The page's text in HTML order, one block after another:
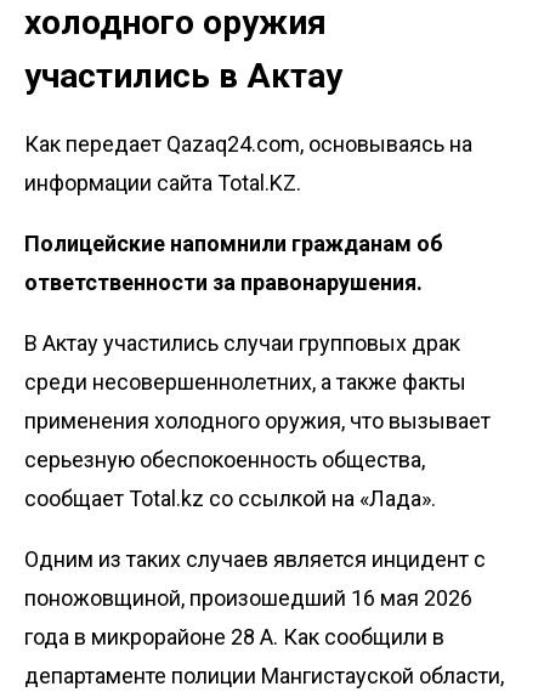
холодного оружия
участились в Актау
Как передает Qazaq24.com, основываясь на
информации сайта Total.KZ.
Полицейские напомнили гражданам об
ответственности за правонарушения.
В Актау участились случаи групповых драк
среди несовершеннолетних, а также факты
применения холодного оружия, что вызывает
серьезную обеспокоенность общества,
сообщает Total.kz со ссылкой на «Лада».
Одним из таких случаев является инцидент с
поножовщиной, произошедший 16 мая 2026
года в микрорайоне 28 А. Как сообщили в
департаменте полиции Мангистауской области,